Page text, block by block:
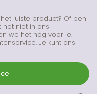
juiste product? Of ben
het niet in ons
we het nog voor je.
Je kunt ons